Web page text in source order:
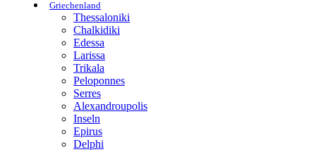
Griechenland
Thessaloniki
Chalkidiki
Edessa
Larissa
Trikala
Peloponnes
Serres
Alexandroupolis
Inseln
Epirus
Delphi